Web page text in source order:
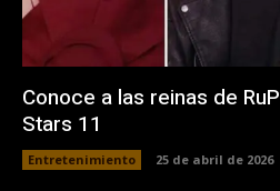
Conoce a las reinas de
Stars 11
Entretenimiento 25 de abril de 2026